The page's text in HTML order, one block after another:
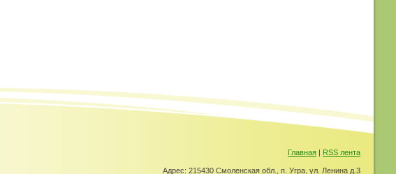
Главная | RSS лента
Адрес: 215430 Смоленская обл., п. Угра, ул. Ленина д.3